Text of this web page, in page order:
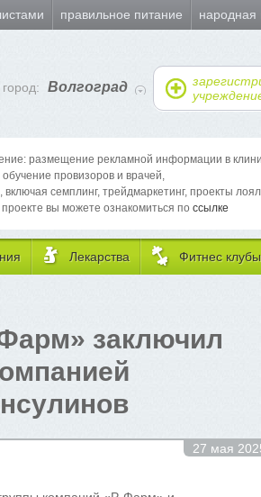
правильное питание
город: Волгоград
размещение рекламной информации в
провизоров и врачей,
включая семплинг, трейдмаркетинг, проекты
вы можете ознакомиться по ссылке
Лекарства Фитнес клубы
заключил
27 мая